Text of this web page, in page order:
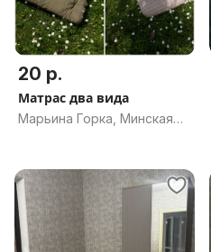
20 р.
Матрас два вида
Марьина Горка, Минская